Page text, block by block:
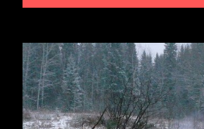
o
t
s